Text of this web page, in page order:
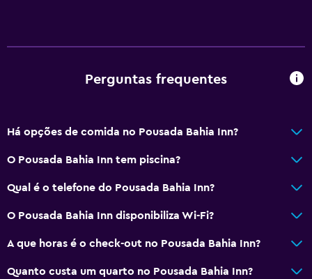
Quartos familiares
Soalho de azulejo/mármore
Vista para a piscina
Piscina aquecida
Hidromassagem
Perguntas frequentes
Há opções de comida no Pousada Bahia Inn?
O Pousada Bahia Inn tem piscina?
Qual é o telefone do Pousada Bahia Inn?
O Pousada Bahia Inn disponibiliza Wi-Fi?
A que horas é o check-out no Pousada Bahia Inn?
Quanto custa um quarto no Pousada Bahia Inn?